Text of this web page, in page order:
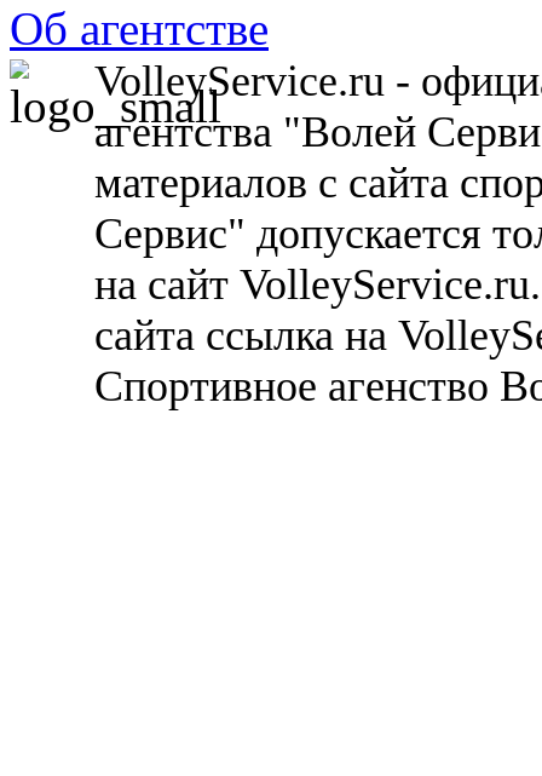
Об агентстве
VolleyService.ru -
агентства "Волей
материалов с сайта
Сервис" допускается
на сайт
сайта ссылка на
Спортивное агенство